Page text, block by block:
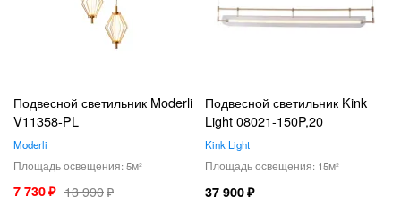
Подвесной светильник Moderli
V11358-PL
Moderli
5
7 730 13 990
Подвесной светильник Kink
Light 08021-150P,20
Kink Light
15
37 900